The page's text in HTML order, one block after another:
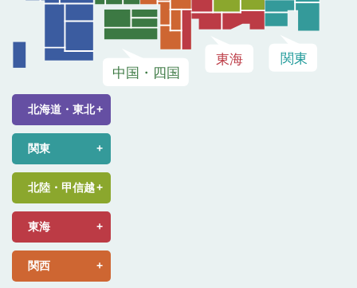
北海道・東北
関東
北陸・甲信越
東海
関西